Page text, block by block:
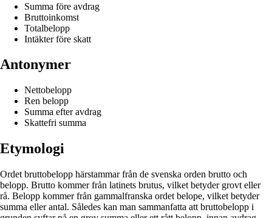
Summa före avdrag
Bruttoinkomst
Totalbelopp
Intäkter före skatt
Antonymer
Nettobelopp
Ren belopp
Summa efter avdrag
Skattefri summa
Etymologi
Ordet bruttobelopp härstammar från de svenska orden brutto och
belopp. Brutto kommer från latinets brutus, vilket betyder grovt eller
rå. Belopp kommer från gammalfranska ordet belope, vilket betyder
summa eller antal. Således kan man sammanfatta att bruttobelopp i